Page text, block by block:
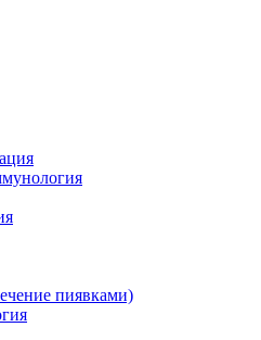
пиявками)